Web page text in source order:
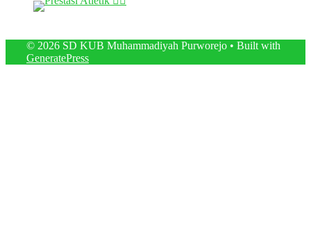
© 2026 SD KUB Muhammadiyah Purworejo • Built with
GeneratePress